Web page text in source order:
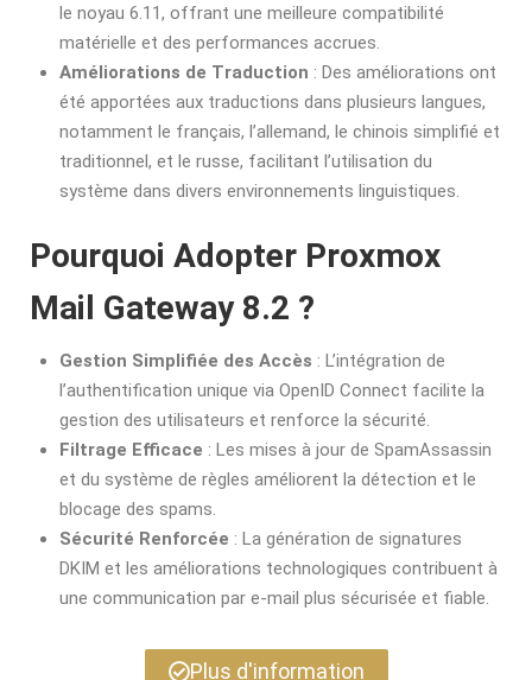
le noyau 6.11, offrant une meilleure compatibilité
matérielle et des performances accrues.
Améliorations de Traduction : Des améliorations ont
été apportées aux traductions dans plusieurs langues,
notamment le français, l’allemand, le chinois simplifié et
traditionnel, et le russe, facilitant l’utilisation du
système dans divers environnements linguistiques.
Pourquoi Adopter Proxmox
Mail Gateway 8.2 ?
Gestion Simplifiée des Accès : L’intégration de
l’authentification unique via OpenID Connect facilite la
gestion des utilisateurs et renforce la sécurité.
Filtrage Efficace : Les mises à jour de SpamAssassin
et du système de règles améliorent la détection et le
blocage des spams.
Sécurité Renforcée : La génération de signatures
DKIM et les améliorations technologiques contribuent à
une communication par e-mail plus sécurisée et fiable.
Plus d'information